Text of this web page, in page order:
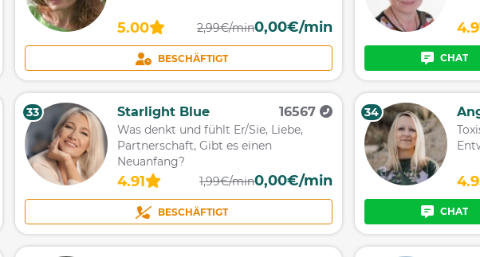
5.00 2,99€/min0,00€/min
BESCHÄFTIGT CHAT
33 Starlight Blue 16567
Was denkt und fühlt Er/Sie, Liebe,
Partnerschaft, Gibt es einen
Neuanfang?
4.91 1,99€/min0,00€/min
BESCHÄFTIGT
34
CHAT